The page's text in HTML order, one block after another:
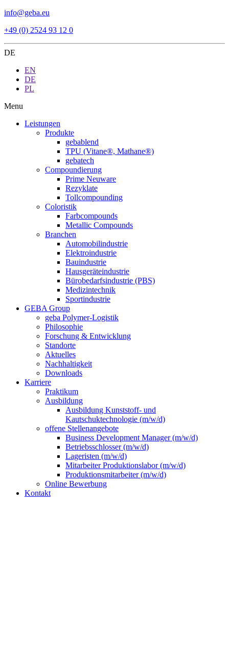
info@geba.eu
+49 (0) 2524 93 12 0
DE
EN
DE
PL
Menu
Leistungen
Produkte
gebablend
TPU (Vitane®, Mathane®)
gebatech
Compoundierung
Prime Neuware
Rezyklate
Tollcompounding
Coloristik
Farbcompounds
Metallic Compounds
Branchen
Automobilindustrie
Elektroindustrie
Bauindustrie
Hausgeräteindustrie
Bürobedarfsindustrie (PBS)
Medizintechnik
Sportindustrie
GEBA Group
geba Polymer-Logistik
Philosophie
Forschung & Entwicklung
Standorte
Aktuelles
Nachhaltigkeit
Downloads
Karriere
Praktikum
Ausbildung
Ausbildung Kunststoff- und
Kautschuktechnologie (m/w/d)
offene Stellenangebote
Business Development Manager (m/w/d)
Betriebsschlosser (m/w/d)
Lageristen (m/w/d)
Mitarbeiter Produktionslabor (m/w/d)
Produktionsmitarbeiter (m/w/d)
Online Bewerbung
Kontakt